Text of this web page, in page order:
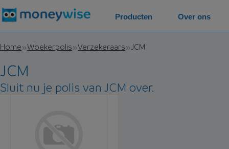
Home Woekerpolis Verzekeraars JCM
JCM
Sluit nu je polis van JCM over.
Producten Over ons